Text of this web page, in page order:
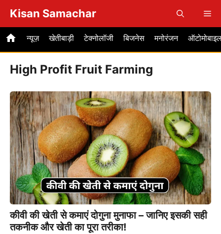
content
Kisan Samachar
न्यूज़ खेतीबाड़ी टेक्नोलॉजी बिजनेस मनोरंजन
High Profit Fruit Farming
कीवी की खेती से कमाएं दोगुना मुनाफा – जानिए इसकी सही
तकनीक और खेती का पूरा तरीका!